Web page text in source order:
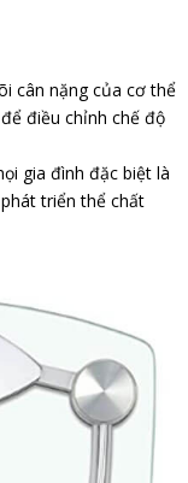
cân nặng của cơ thể
điều chỉnh chế độ
gia đình đặc biệt là
triển thể chất